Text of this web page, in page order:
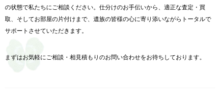
の状態で私たちにご相談ください。仕分けのお手伝いから、適正な査定・買
取、そしてお部屋の片付けまで、遺族の皆様の心に寄り添いながらトータルで
サポートさせていただきます。
まずはお気軽にご相談・相見積もりのお問い合わせをお待ちしております。